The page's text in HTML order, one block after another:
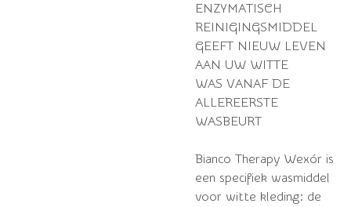
ENZYMATISCH
REINIGINGSMIDDEL
GEEFT NIEUW LEVEN
AAN UW WITTE
WAS VANAF DE
ALLEREERSTE
WASBEURT
Bianco Therapy Wexór is
een specifiek wasmiddel
voor witte kleding: de